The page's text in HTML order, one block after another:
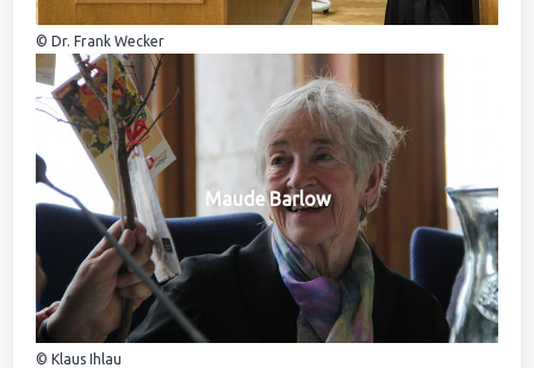
© Dr. Frank Wecker
Maude Barlow
© Klaus Ihlau